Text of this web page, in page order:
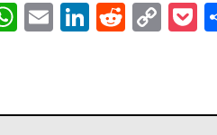
WhatsApp
EmailLinkedIn
Reddit